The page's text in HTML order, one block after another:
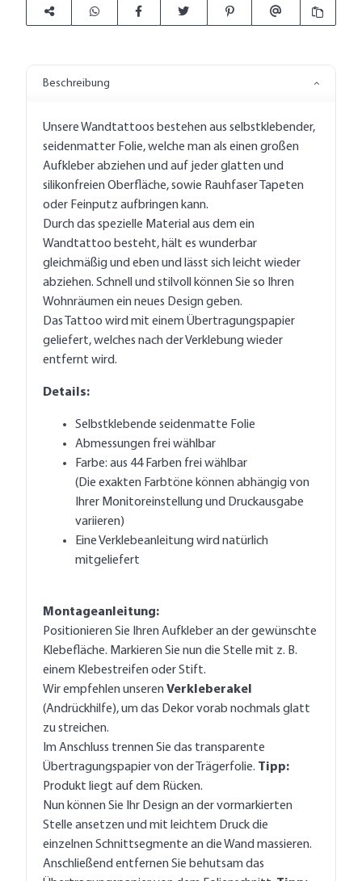
Beschreibung
Unsere Wandtattoos bestehen aus selbstklebender,
seidenmatter Folie, welche man als einen großen
Aufkleber abziehen und auf jeder glatten und
silikonfreien Oberfläche, sowie Rauhfaser Tapeten
oder Feinputz aufbringen kann.
Durch das spezielle Material aus dem ein
Wandtattoo besteht, hält es wunderbar
gleichmäßig und eben und lässt sich leicht wieder
abziehen. Schnell und stilvoll können Sie so Ihren
Wohnräumen ein neues Design geben.
Das Tattoo wird mit einem Übertragungspapier
geliefert, welches nach der Verklebung wieder
entfernt wird.
Details:
Selbstklebende seidenmatte Folie
Abmessungen frei wählbar
Farbe: aus 44 Farben frei wählbar
(Die exakten Farbtöne können abhängig von
Ihrer Monitoreinstellung und Druckausgabe
variieren)
Eine Verklebeanleitung wird natürlich
mitgeliefert
Montageanleitung:
Positionieren Sie Ihren Aufkleber an der gewünschte
Klebefläche. Markieren Sie nun die Stelle mit z. B.
einem Klebestreifen oder Stift.
Wir empfehlen unseren Verkleberakel
(Andrückhilfe), um das Dekor vorab nochmals glatt
zu streichen.
Im Anschluss trennen Sie das transparente
Übertragungspapier von der Trägerfolie. Tipp:
Produkt liegt auf dem Rücken.
Nun können Sie Ihr Design an der vormarkierten
Stelle ansetzen und mit leichtem Druck die
einzelnen Schnittsegmente an die Wand massieren.
Anschließend entfernen Sie behutsam das